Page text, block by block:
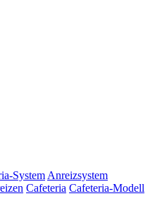
System Anreizsystem
Cafeteria Cafeteria-Modell